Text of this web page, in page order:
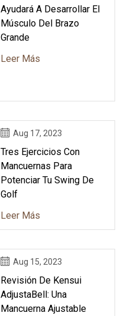
Ayudará A Desarrollar El
Músculo Del Brazo
Grande
Leer Más
Aug 17, 2023
Tres Ejercicios Con
Mancuernas Para
Potenciar Tu Swing De
Golf
Leer Más
Aug 15, 2023
Revisión De Kensui
AdjustaBell: Una
Mancuerna Ajustable